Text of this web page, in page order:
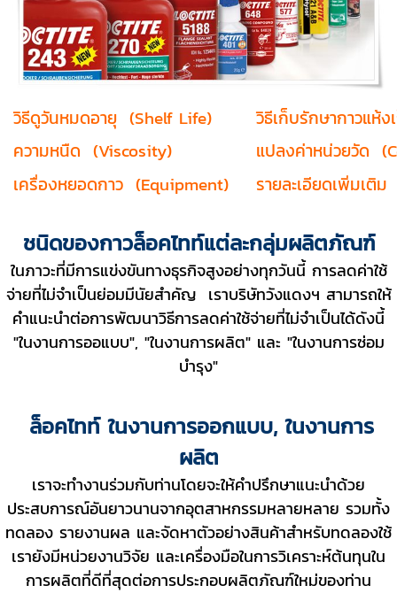
วิธีดูวันหมดอายุ (Shelf Life)
วิธีเก็บรักษากาวแห้
ความหนืด (Viscosity)
แปลงค่าหน่วยวัด
เครื่องหยอดกาว (Equipment)
รายละเอียดเพิ่มเติ
ชนิดของกาวล็อคไทท์แต่ละกลุ่มผลิตภัณฑ์
ในภาวะที่มีการแข่งขันทางธุรกิจสูงอย่างทุกวันนี้ การลดค่าใช้
จ่ายที่ไม่จำเป็นย่อมมีนัยสำคัญ เราบริษัทวังแดงฯ สามารถให้
คำแนะนำต่อการพัฒนาวิธีการลดค่าใช้จ่ายที่ไม่จำเป็นได้ดังนี้
"ในงานการออแบบ", "ในงานการผลิต" และ "ในงานการซ่อม
บำรุง"
ล็อคไทท์ ในงานการออกแบบ, ในงานการ
ผลิต
เราจะทำงานร่วมกับท่านโดยจะให้คำปรึกษาแนะนำด้วย
ประสบการณ์อันยาวนานจากอุตสาหกรรมหลายหลาย รวมทั้ง
ทดลอง รายงานผล และจัดหาตัวอย่างสินค้าสำหรับทดลองใช้
เรายังมีหน่วยงานวิจัย และเครื่องมือในการวิเคราะห์ต้นทุนใน
การผลิตที่ดีที่สุดต่อการประกอบผลิตภัณฑ์ใหม่ของท่าน